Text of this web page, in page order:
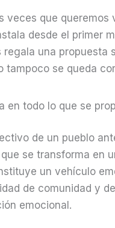
veces que queremos
desde el primer
regala una propuesta
tampoco se queda
en todo lo que se
de un pueblo
se transforma en
un vehículo
de comunidad y
emocional.